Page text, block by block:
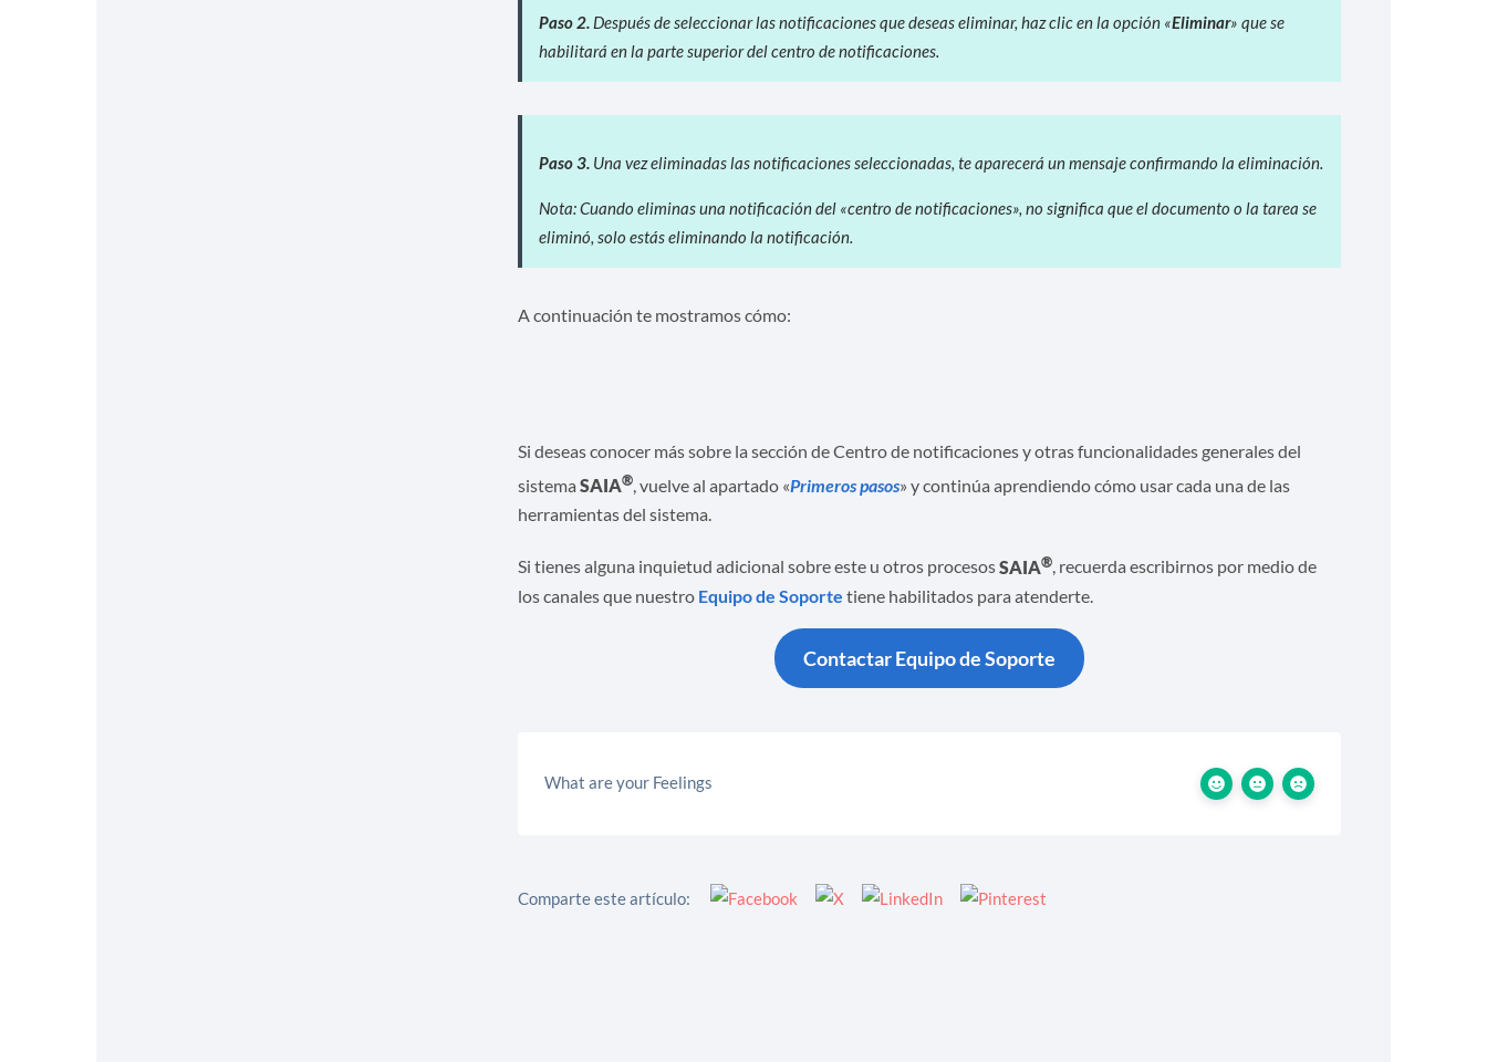
Paso 2. Después de seleccionar las notificaciones que deseas eliminar, haz clic en la opción «Eliminar» que se
habilitará en la parte superior del centro de notificaciones.
Paso 3. Una vez eliminadas las notificaciones seleccionadas, te aparecerá un mensaje confirmando la eliminación.
Nota: Cuando eliminas una notificación del «centro de notificaciones», no significa que el documento o la tarea se
eliminó, solo estás eliminando la notificación.
A continuación te mostramos cómo:
Si deseas conocer más sobre la sección de Centro de notificaciones y otras funcionalidades generales del
sistema SAIA®, vuelve al apartado «Primeros pasos» y continúa aprendiendo cómo usar cada una de las
herramientas del sistema.
Si tienes alguna inquietud adicional sobre este u otros procesosSAIA®, recuerda escribirnos por medio de
los canales que nuestro Equipo de Soporte tiene habilitados para atenderte.
Contactar Equipo de Soporte
What are your Feelings
Comparte este artículo: